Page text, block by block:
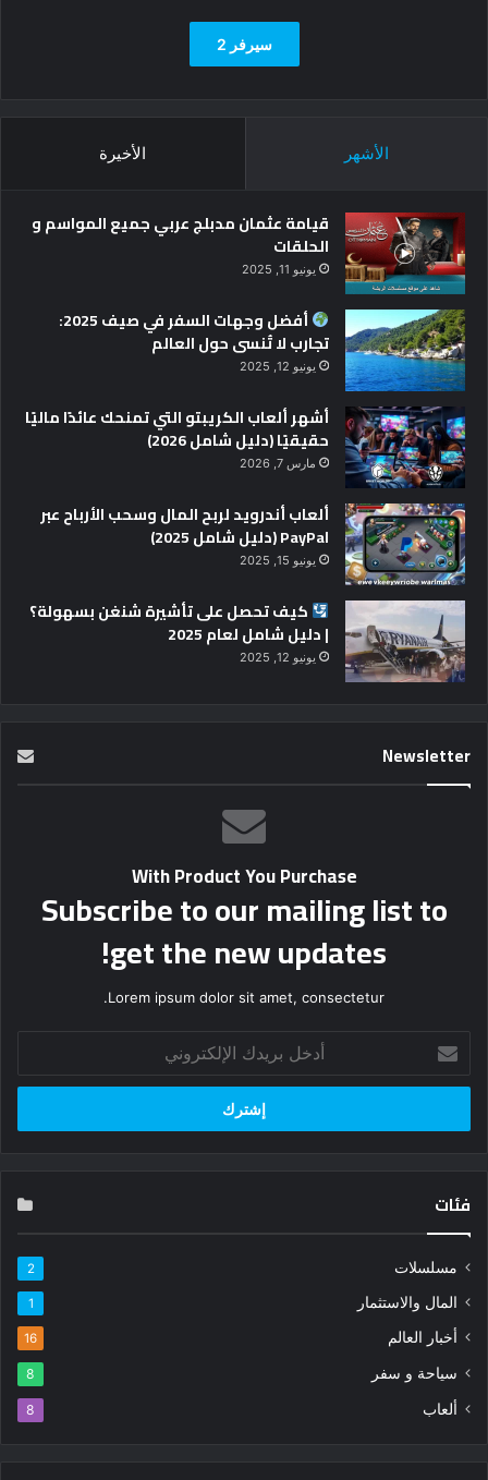
سيرفر 2
الأشهر الأخيرة
قيامة عثمان مدبلج عربي جميع المواسم و
الحلقات
يونيو 11, 2025
أفضل وجهات السفر في صيف 2025:
تجارب لا تُنسى حول العالم
يونيو 12, 2025
أشهر ألعاب الكريبتو التي تمنحك عائدًا ماليًا
حقيقيًا (دليل شامل 2026)
مارس 7, 2026
ألعاب أندرويد لربح المال وسحب الأرباح عبر
PayPal (دليل شامل 2025)
يونيو 15, 2025
كيف تحصل على تأشيرة شنغن بسهولة؟
| دليل شامل لعام 2025
يونيو 12, 2025
Newsletter
With Product You Purchase
Subscribe to our mailing list to
get the new updates!
Lorem ipsum dolor sit amet, consectetur.
بريدك
الإلكتروني
فئات
مسلسلات 2
المال والاستثمار 1
أخبار العالم 16
سياحة و سفر 8
ألعاب 8